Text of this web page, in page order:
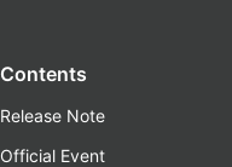
Contents
Release Note
Official Event